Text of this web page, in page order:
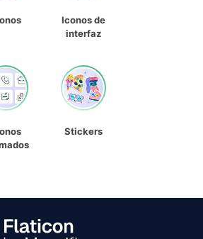
Iconos de
interfaz
Stickers